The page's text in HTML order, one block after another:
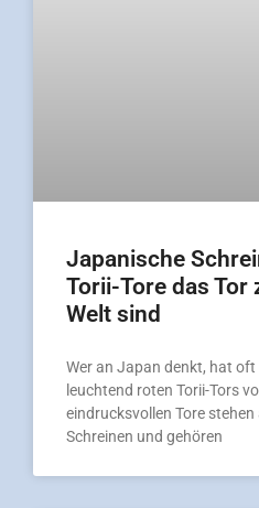
Japanische
Torii-Tore das Tor
Welt sind
Wer an Japan denkt, hat
leuchtend roten Torii-Tors
eindrucksvollen Tore
Schreinen und gehören